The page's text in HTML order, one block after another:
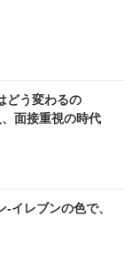
どう変わるの
面接重視の時代
イレブンの色で、